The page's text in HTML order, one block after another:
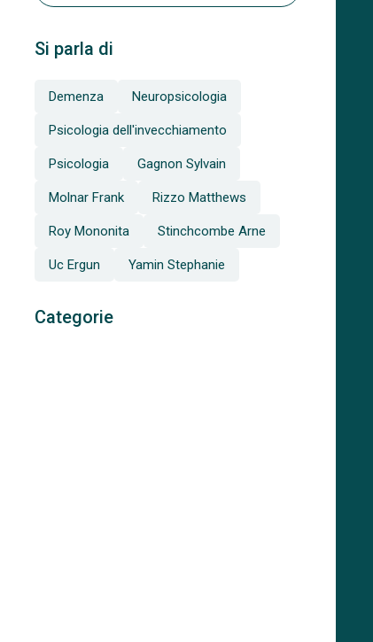
Si parla di
Demenza Neuropsicologia
Psicologia dell'invecchiamento
Psicologia Gagnon Sylvain
Molnar Frank Rizzo Matthews
Roy Mononita Stinchcombe Arne
Uc Ergun Yamin Stephanie
Categorie